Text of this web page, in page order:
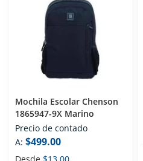
Mochila Escolar Chenson
1865947-9X Marino
Precio de contado
A: $499.00